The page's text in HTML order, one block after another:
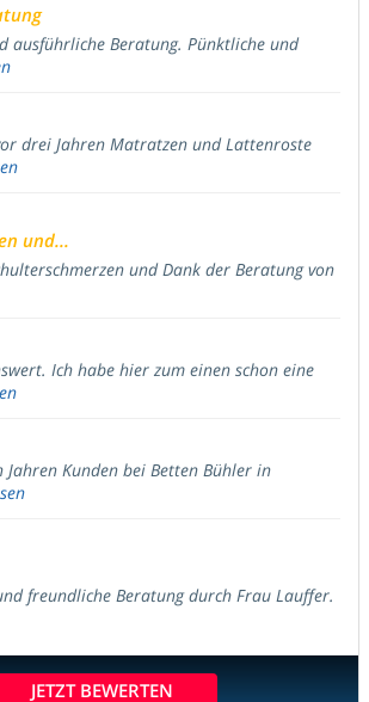
ausführliche Beratung. Pünktliche und
drei Jahren Matratzen und Lattenroste
und...
und Dank der Beratung von
Ich habe hier zum einen schon eine
Jahren Kunden bei Betten Bühler in
freundliche Beratung durch Frau Lauffer.
JETZT BEWERTEN